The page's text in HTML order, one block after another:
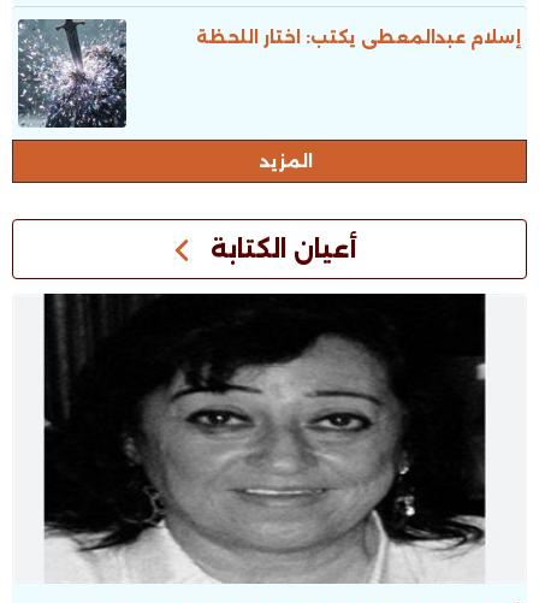
إسلام عبدالمعطى يكتب: اختار اللحظة
المزيد
أعيان الكتابة